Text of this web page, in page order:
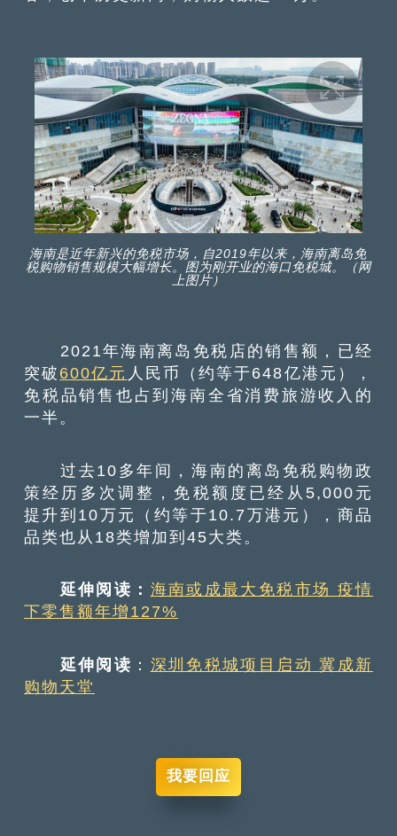
海南是近年新兴的免税市场，自2019年以来，海南离岛免
税购物销售规模大幅增长。图为刚开业的海口免税城。（网
上图片）
2021年海南离岛免税店的销售额，已经
突破600亿元 人民币（约等于648亿港元），
免税品销售也占到海南全省消费旅游收入的
一半。
过去10多年间，海南的离岛免税购物政
策经历多次调整，免税额度已经从5,000元
提升到10万元（约等于10.7万港元），商品
品类也从18类增加到45大类。
延伸阅读： 海南或成最大免税市场 疫情
下零售额年增127%
延伸阅读 ： 深圳免税城项目启动 冀成新
购物天堂
我要回应